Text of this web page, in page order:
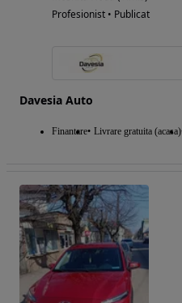
Profesionist • Publicat
Davesia Auto
Finantare Livrare gratuita (acasa)